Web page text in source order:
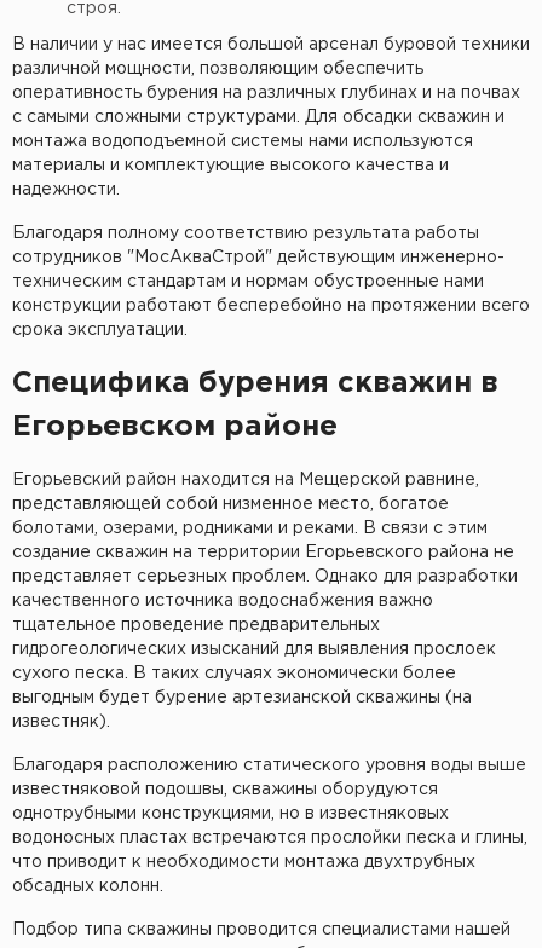
строя.
В наличии у нас имеется большой арсенал буровой техники
различной мощности, позволяющим обеспечить
оперативность бурения на различных глубинах и на почвах
с самыми сложными структурами. Для обсадки скважин и
монтажа водоподъемной системы нами используются
материалы и комплектующие высокого качества и
надежности.
Благодаря полному соответствию результата работы
сотрудников "МосАкваСтрой" действующим инженерно-
техническим стандартам и нормам обустроенные нами
конструкции работают бесперебойно на протяжении всего
срока эксплуатации.
Специфика бурения скважин в
Егорьевском районе
Егорьевский район находится на Мещерской равнине,
представляющей собой низменное место, богатое
болотами, озерами, родниками и реками. В связи с этим
создание скважин на территории Егорьевского района не
представляет серьезных проблем. Однако для разработки
качественного источника водоснабжения важно
тщательное проведение предварительных
гидрогеологических изысканий для выявления прослоек
сухого песка. В таких случаях экономически более
выгодным будет бурение артезианской скважины (на
известняк).
Благодаря расположению статического уровня воды выше
известняковой подошвы, скважины оборудуются
однотрубными конструкциями, но в известняковых
водоносных пластах встречаются прослойки песка и глины,
что приводит к необходимости монтажа двухтрубных
обсадных колонн.
Подбор типа скважины проводится специалистами нашей